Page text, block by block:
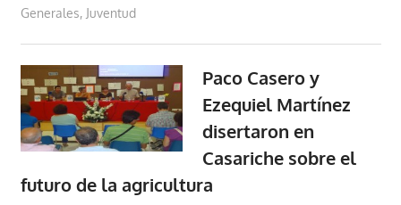
Generales, Juventud
Paco Casero y
Ezequiel Martínez
disertaron en
Casariche sobre el
futuro de la agricultura